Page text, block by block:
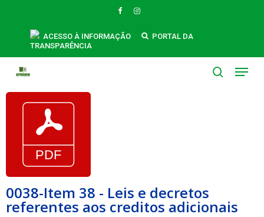
FACEBOOKINSTAGRAM
ACESSO À INFORMAÇÃO
PORTAL DA
TRANSPARÊNCIA
Menu
0038-Item 38 - Leis e decretos
referentes aos creditos adicionais